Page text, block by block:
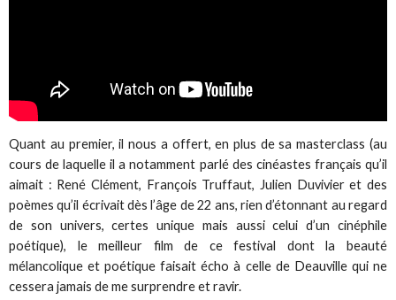
Quant au premier, il nous a offert, en plus de sa masterclass (au
cours de laquelle il a notamment parlé des cinéastes français qu’il
aimait : René Clément, François Truffaut, Julien Duvivier et des
poèmes qu’il écrivait dès l’âge de 22 ans, rien d’étonnant au regard
de son univers, certes unique mais aussi celui d’un cinéphile
poétique), le meilleur film de ce festival dont la beauté
mélancolique et poétique faisait écho à celle de Deauville qui ne
cessera jamais de me surprendre et ravir.